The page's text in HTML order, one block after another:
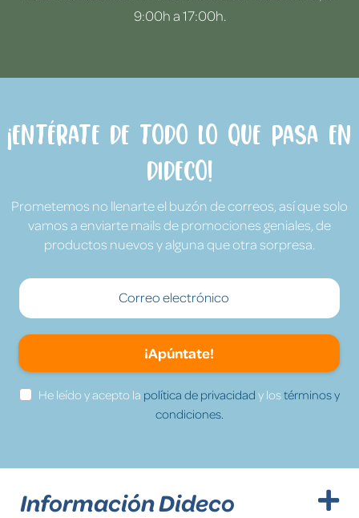
9:00h a 17:00h.
¡Entérate de todo lo que pasa en
Dideco!
Prometemos no llenarte el buzón de correos, así que solo
vamos a enviarte mails de promociones geniales, de
productos nuevos y alguna que otra sorpresa.
¡Apúntate!
He leído y acepto la política de privacidad y lostérminos y
condiciones.
Información Dideco